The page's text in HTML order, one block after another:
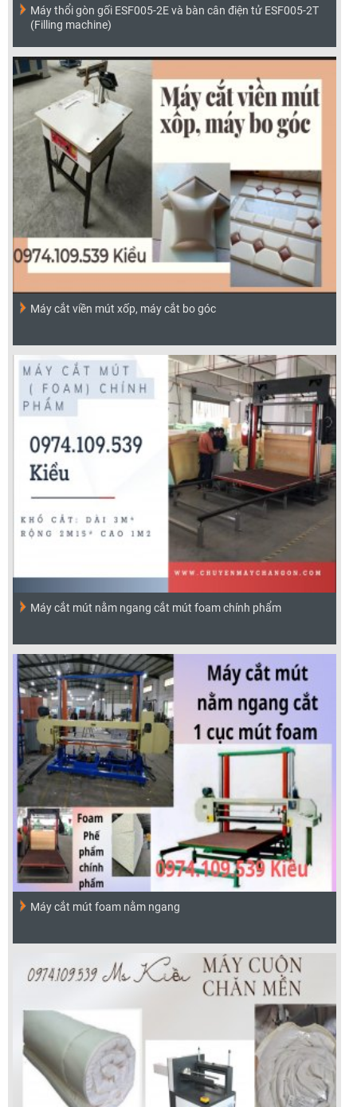
Máy thổi gòn gối ESF005-2E và bàn cân điện tử ESF005-2T
(Filling machine)
Máy cắt viền mút xốp, máy cắt bo góc
Máy cắt mút nằm ngang cắt mút foam chính phẩm
Máy cắt mút foam nằm ngang